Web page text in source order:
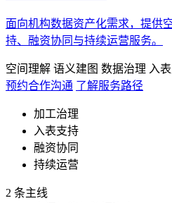
面向机构数据资产化需求，提供
持、融资协同与持续运营服务。
空间理解 语义建图 数据治理 入
预约合作沟通 了解服务路径
加工治理
入表支持
融资协同
持续运营
2 条主线